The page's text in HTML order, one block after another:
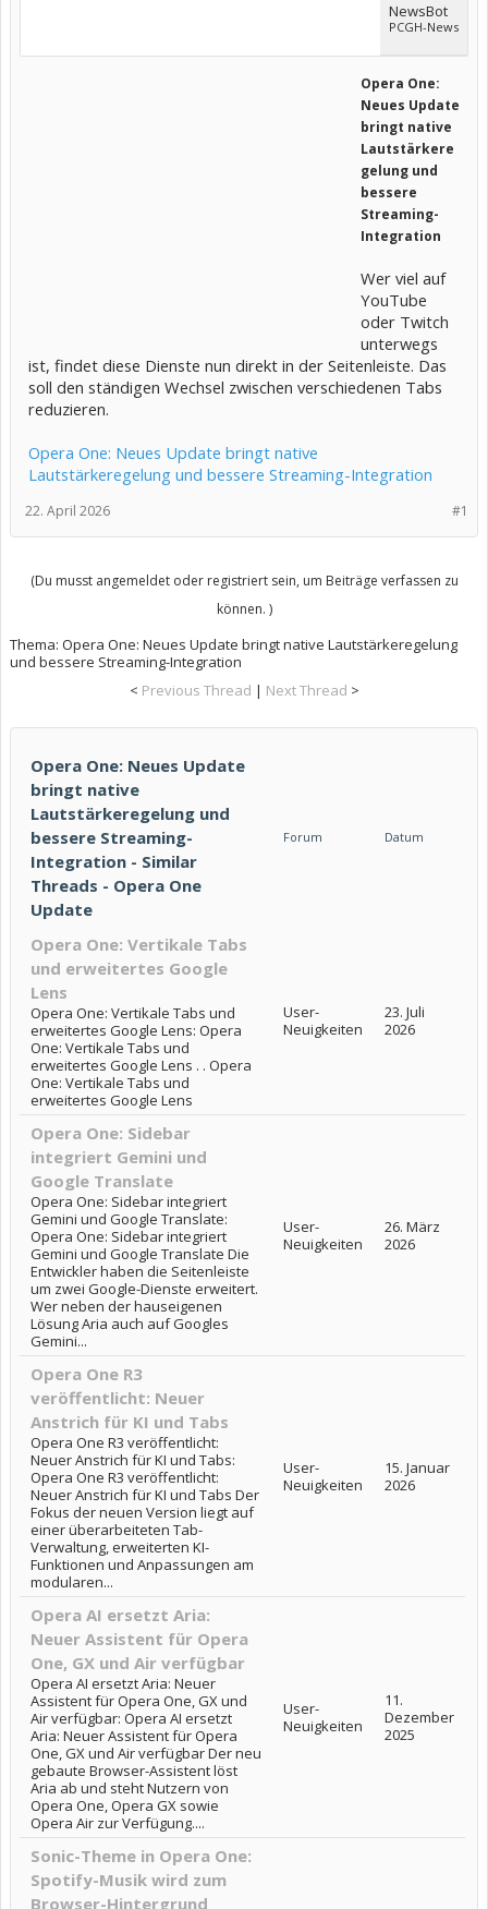
NewsBot
PCGH-News
Opera One:
Neues Update
bringt native
Lautstärkere
gelung und
bessere
Streaming-
Integration
Wer viel auf
YouTube
oder Twitch
unterwegs
ist, findet diese Dienste nun direkt in der Seitenleiste. Das
soll den ständigen Wechsel zwischen verschiedenen Tabs
reduzieren.
Opera One: Neues Update bringt native
Lautstärkeregelung und bessere Streaming-Integration
#1
22. April 2026
(Du musst angemeldet oder registriert sein, um Beiträge verfassen zu
können. )
Thema: Opera One: Neues Update bringt native Lautstärkeregelung
und bessere Streaming-Integration
< Previous Thread | Next Thread >
Opera One: Neues Update
bringt native
Lautstärkeregelung und
bessere Streaming-
Integration - Similar
Threads - Opera One
Update
Forum Datum
Opera One: Vertikale Tabs
und erweitertes Google
Lens
Opera One: Vertikale Tabs und
erweitertes Google Lens: Opera
One: Vertikale Tabs und
erweitertes Google Lens . . Opera
One: Vertikale Tabs und
erweitertes Google Lens
User-
Neuigkeiten
23. Juli
2026
Opera One: Sidebar
integriert Gemini und
Google Translate
Opera One: Sidebar integriert
Gemini und Google Translate:
Opera One: Sidebar integriert
Gemini und Google Translate Die
Entwickler haben die Seitenleiste
um zwei Google-Dienste erweitert.
Wer neben der hauseigenen
Lösung Aria auch auf Googles
Gemini...
User-
Neuigkeiten
26. März
2026
Opera One R3
veröffentlicht: Neuer
Anstrich für KI und Tabs
Opera One R3 veröffentlicht:
Neuer Anstrich für KI und Tabs:
Opera One R3 veröffentlicht:
Neuer Anstrich für KI und Tabs Der
Fokus der neuen Version liegt auf
einer überarbeiteten Tab-
Verwaltung, erweiterten KI-
Funktionen und Anpassungen am
modularen...
User-
Neuigkeiten
15. Januar
2026
Opera AI ersetzt Aria:
Neuer Assistent für Opera
One, GX und Air verfügbar
Opera AI ersetzt Aria: Neuer
Assistent für Opera One, GX und
Air verfügbar: Opera AI ersetzt
Aria: Neuer Assistent für Opera
One, GX und Air verfügbar Der neu
gebaute Browser-Assistent löst
Aria ab und steht Nutzern von
Opera One, Opera GX sowie
Opera Air zur Verfügung....
User-
Neuigkeiten
11.
Dezember
2025
Sonic-Theme in Opera One:
Spotify-Musik wird zum
Browser-Hintergrund